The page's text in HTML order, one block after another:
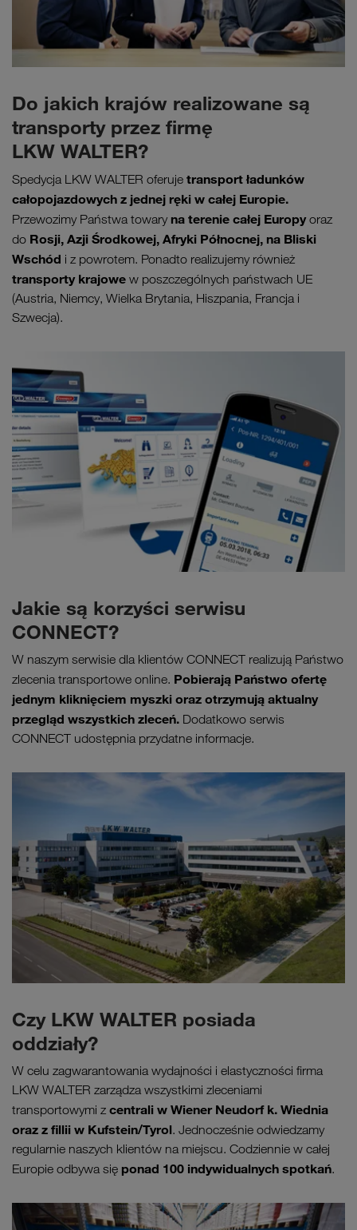
Do jakich krajów realizowane są
transporty przez firmę
LKW WALTER?
Spedycja LKW WALTER oferuje transport ładunków
całopojazdowych z jednej ręki w całej Europie.
Przewozimy Państwa towary na terenie całej Europyoraz
do Rosji, Azji Środkowej, Afryki Północnej, na Bliski
Wschód i z powrotem. Ponadto realizujemy również
transporty krajowe w poszczególnych państwach UE
(Austria, Niemcy, Wielka Brytania, Hiszpania, Francja i
Szwecja).
Jakie są korzyści serwisu
CONNECT?
W naszym serwisie dla klientów CONNECT realizują Państwo
zlecenia transportowe online. Pobierają Państwo ofertę
jednym kliknięciem myszki oraz otrzymują aktualny
przegląd wszystkich zleceń. Dodatkowo serwis
CONNECT udostępnia przydatne informacje.
Czy LKW WALTER posiada
oddziały?
W celu zagwarantowania wydajności i elastyczności firma
LKW WALTER zarządza wszystkimi zleceniami
transportowymi z centrali w Wiener Neudorf k. Wiednia
oraz z fillii w Kufstein/Tyrol. Jednocześnie odwiedzamy
regularnie naszych klientów na miejscu. Codziennie w całej
Europie odbywa się ponad 100 indywidualnych spotkań.